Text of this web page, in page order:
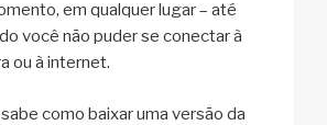
em qualquer lugar – até
você não puder se conectar à
ou à internet.
como baixar uma versão da